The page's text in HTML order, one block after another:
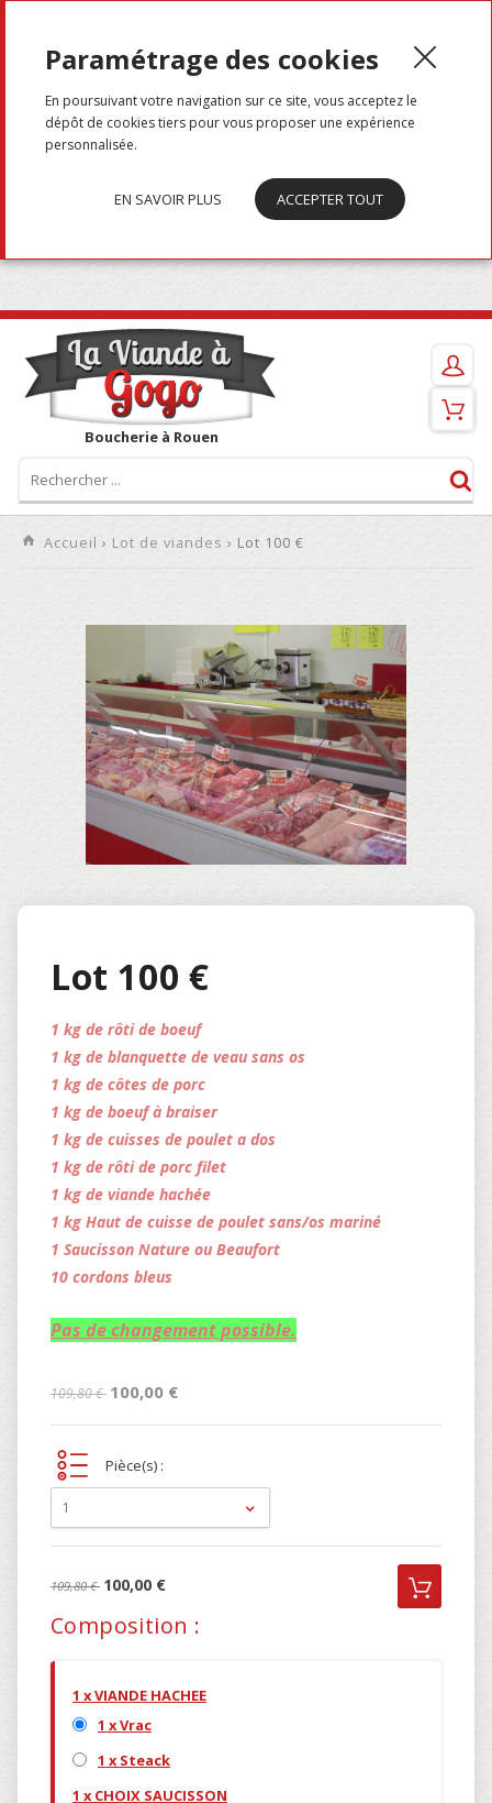
Boucherie à Rouen
Accueil › Lot de viandes › Lot 100 €
Lot 100 €
1 kg de rôti de boeuf
1 kg de blanquette de veau sans os
1 kg de côtes de porc
1 kg de boeuf à braiser
1 kg de cuisses de poulet a dos
1 kg de rôti de porc filet
1 kg de viande hachée
1 kg Haut de cuisse de poulet sans/os mariné
1 Saucisson Nature ou Beaufort
10 cordons bleus
Pas de changement possible.
109,80 € 100,00 €
Pièce(s) :
1
109,80 € 100,00 €
Composition :
1 x VIANDE HACHEE
1 x Vrac
1 x Steack
1 x CHOIX SAUCISSON
Paramétrage des cookies
En poursuivant votre navigation sur ce site, vous acceptez le
dépôt de cookies tiers pour vous proposer une expérience
personnalisée.
EN SAVOIR PLUS ACCEPTER TOUT